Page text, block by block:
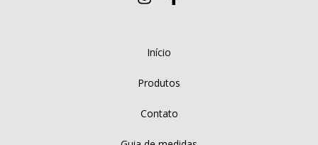
Início
Produtos
Contato